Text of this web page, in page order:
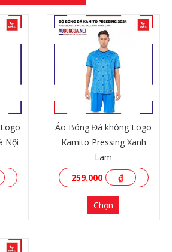
Nội
Áo Bóng Đá không Logo
Kamito Pressing Xanh
Lam
259.000
₫
Chọn